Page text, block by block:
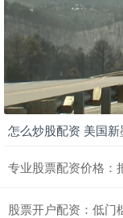
怎么炒股配资 美国
专业股票配资价格：
股票开户配资：低门